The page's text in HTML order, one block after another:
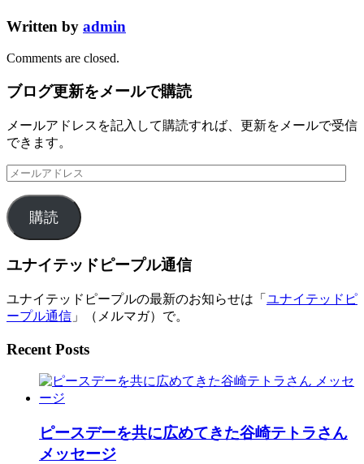
Written by admin
Comments are closed.
ブログ更新をメールで購読
メールアドレスを記入して購読すれば、更新をメールで受信
できます。
メ
ル
ア
ド
レ
ス
購読
ユナイテッドピープル通信
ユナイテッドピープルの最新のお知らせは「 ユナイテッドピ
ープル通信 」（メルマガ）で。
Recent Posts
ピースデーを共に広めてきた谷崎テトラさん
メッセージ